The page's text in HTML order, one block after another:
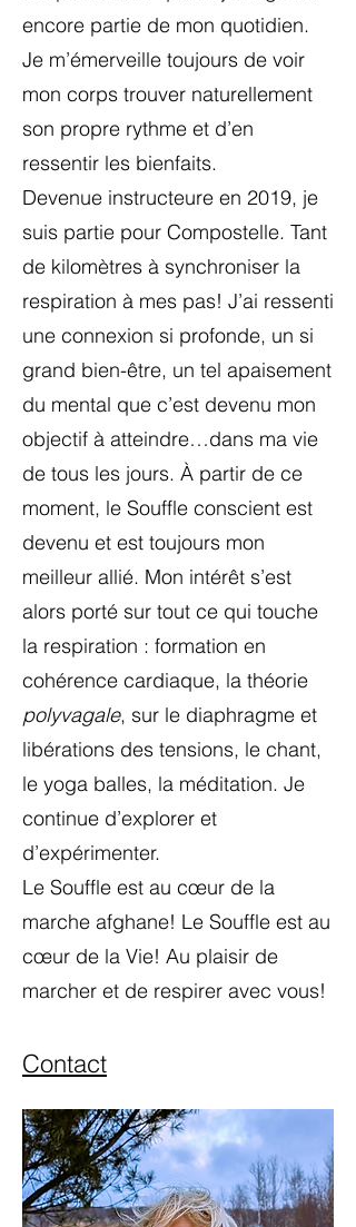
encore partie de mon quotidien.
Je m’émerveille toujours de voir
mon corps trouver naturellement
son propre rythme et d’en
ressentir les bienfaits.
Devenue instructeure en 2019, je
suis partie pour Compostelle. Tant
de kilomètres à synchroniser la
respiration à mes pas! J’ai ressenti
une connexion si profonde, un si
grand bien-être, un tel apaisement
du mental que c’est devenu mon
objectif à atteindre…dans ma vie
de tous les jours. À partir de ce
moment, le Souffle conscient est
devenu et est toujours mon
meilleur allié. Mon intérêt s’est
alors porté sur tout ce qui touche
la respiration : formation en
cohérence cardiaque, la théorie
polyvagale, sur le diaphragme et
libérations des tensions, le chant,
le yoga balles, la méditation. Je
continue d’explorer et
d’expérimenter.
Le Souffle est au cœur de la
marche afghane! Le Souffle est au
cœur de la Vie! Au plaisir de
marcher et de respirer avec vous!
Contact